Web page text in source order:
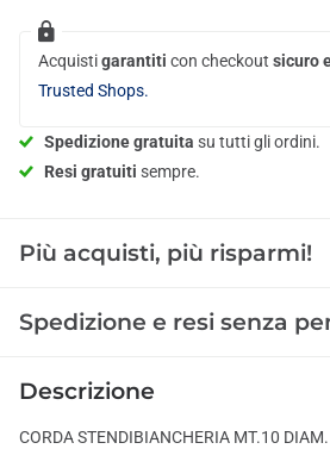
Acquistigarantiti con checkout sicuro
Trusted Shops.
Spedizione gratuita su tutti gli ordini.
Resi gratuiti sempre.
Più acquisti, più risparmi!
Spedizione e resi senza
Descrizione
CORDA STENDIBIANCHERIA MT.10